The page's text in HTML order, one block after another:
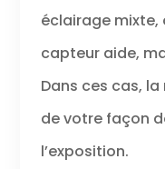
éclairage mixte,
capteur aide,
Dans ces cas,
de votre façon
l’exposition.